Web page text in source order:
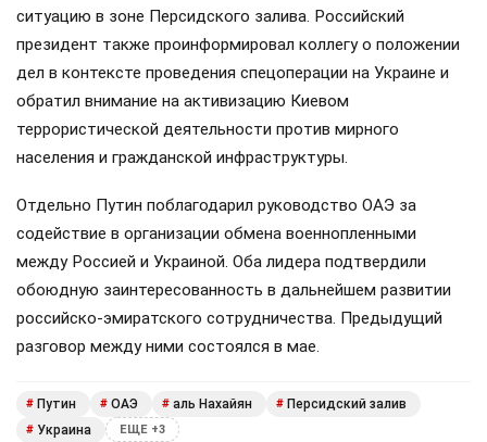
ситуацию в зоне Персидского залива. Российский
президент также проинформировал коллегу о положении
дел в контексте проведения спецоперации на Украине и
обратил внимание на активизацию Киевом
террористической деятельности против мирного
населения и гражданской инфраструктуры.
Отдельно Путин поблагодарил руководство ОАЭ за
содействие в организации обмена военнопленными
между Россией и Украиной. Оба лидера подтвердили
обоюдную заинтересованность в дальнейшем развитии
российско-эмиратского сотрудничества. Предыдущий
разговор между ними состоялся в мае.
# Путин # ОАЭ # аль Нахайян # Персидский залив
# Украина ЕЩЕ +3